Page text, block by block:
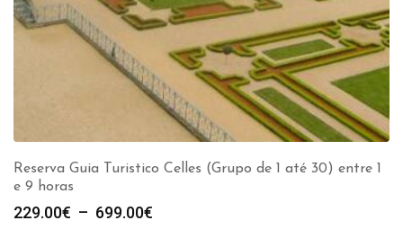
Reserva Guia Turistico Celles (Grupo de 1 até 30) entre 1
e 9 horas
229.00€ – 699.00€